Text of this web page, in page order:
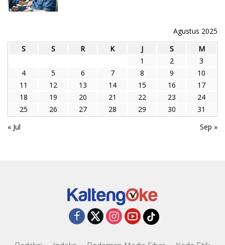
Agustus 2025
S
S R K J S
M
1
2
3
4
5 6 7 8 9
10
11
12 13 14 15 16
17
18
19 20 21 22 23
24
25
26 27 28 29 30
31
« Jul
Sep »